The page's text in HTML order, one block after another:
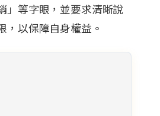
」等字眼，並要求清晰說
，以保障自身權益。